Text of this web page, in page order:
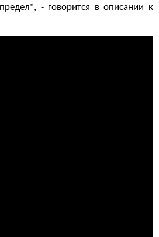
- говорится в описании к